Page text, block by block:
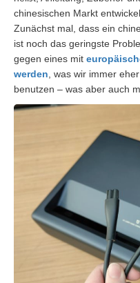
chinesischen Markt
Zunächst mal, dass ein
ist noch das geringste
gegen eines mit
werden, was wir immer
benutzen – was aber auch